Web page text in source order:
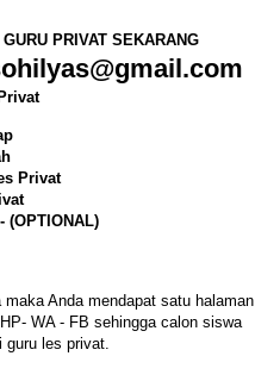
PRIVAT SEKARANG
Privat
(OPTIONAL)
Anda mendapat satu halaman
WA - FB sehingga calon siswa
guru les privat.